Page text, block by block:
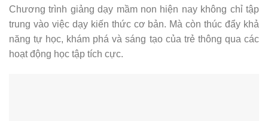
Chương trình giảng dạy mầm non hiện nay không chỉ tập
trung vào việc dạy kiến thức cơ bản. Mà còn thúc đẩy khả
năng tự học, khám phá và sáng tạo của trẻ thông qua các
hoạt động học tập tích cực.